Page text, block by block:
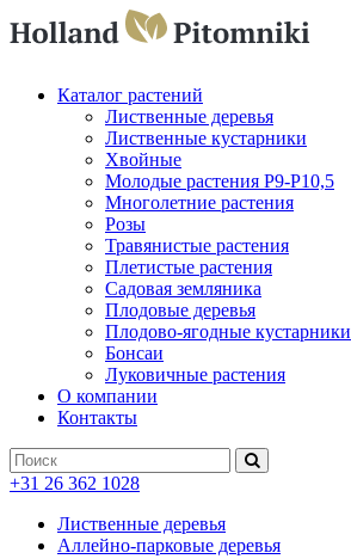
Каталог растений
Лиственные деревья
Лиственные кустарники
Хвойные
Молодые растения P9-P10,5
Многолетние растения
Розы
Травянистые растения
Плетистые растения
Садовая земляника
Плодовые деревья
Плодово-ягодные кустарники
Бонсаи
Луковичные растения
О компании
Контакты
+31 26 362 1028
Лиственные деревья
Аллейно-парковые деревья